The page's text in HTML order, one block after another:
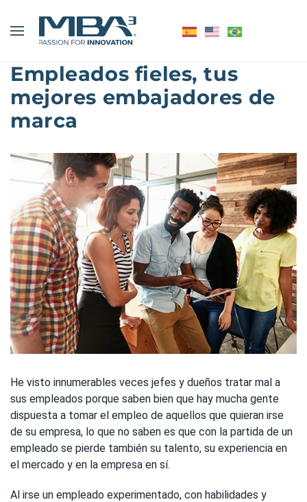
Empleados fieles, tus
mejores embajadores de
marca
He visto innumerables veces jefes y dueños tratar mal a
sus empleados porque saben bien que hay mucha gente
dispuesta a tomar el empleo de aquellos que quieran irse
de su empresa, lo que no saben es que con la partida de un
empleado se pierde también su talento, su experiencia en
el mercado y en la empresa en sí.
Al irse un empleado experimentado, con habilidades y